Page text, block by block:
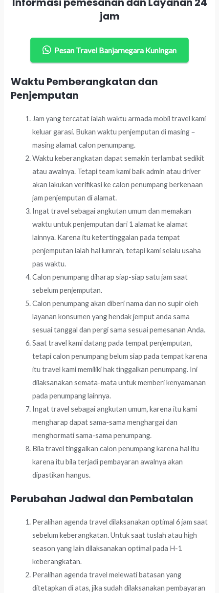
jam
Pesan Travel Banjarnegara Kuningan
Waktu Pemberangkatan dan
Penjemputan
Jam yang tercatat ialah waktu armada mobil travel kami
keluar garasi. Bukan waktu penjemputan di masing –
masing alamat calon penumpang.
Waktu keberangkatan dapat semakin terlambat sedikit
atau awalnya. Tetapi team kami baik admin atau driver
akan lakukan verifikasi ke calon penumpang berkenaan
jam penjemputan di alamat.
Ingat travel sebagai angkutan umum dan memakan
waktu untuk penjemputan dari 1 alamat ke alamat
lainnya. Karena itu ketertinggalan pada tempat
penjemputan ialah hal lumrah, tetapi kami selalu usaha
pas waktu.
Calon penumpang diharap siap-siap satu jam saat
sebelum penjemputan.
Calon penumpang akan diberi nama dan no supir oleh
layanan konsumen yang hendak jemput anda sama
sesuai tanggal dan pergi sama sesuai pemesanan Anda.
Saat travel kami datang pada tempat penjemputan,
tetapi calon penumpang belum siap pada tempat karena
itu travel kami memiliki hak tinggalkan penumpang. Ini
dilaksanakan semata-mata untuk memberi kenyamanan
pada penumpang lainnya.
Ingat travel sebagai angkutan umum, karena itu kami
mengharap dapat sama-sama menghargai dan
menghormati sama-sama penumpang.
Bila travel tinggalkan calon penumpang karena hal itu
karena itu bila terjadi pembayaran awalnya akan
dipastikan hangus.
Perubahan Jadwal dan Pembatalan
Peralihan agenda travel dilaksanakan optimal 6 jam saat
sebelum keberangkatan. Untuk saat tuslah atau high
season yang lain dilaksanakan optimal pada H-1
keberangkatan.
Peralihan agenda travel melewati batasan yang
ditetapkan di atas, jika sudah dilaksanakan pembayaran